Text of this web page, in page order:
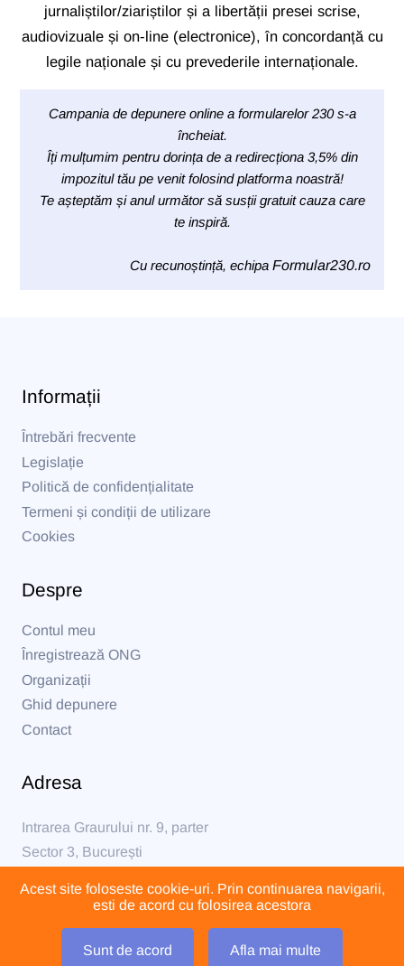
jurnaliștilor/ziariștilor și a libertății presei scrise,
audiovizuale și on-line (electronice), în concordanță cu
legile naționale și cu prevederile internaționale.
Campania de depunere online a formularelor 230 s-a
încheiat.
Îți mulțumim pentru dorința de a redirecționa 3,5% din
impozitul tău pe venit folosind platforma noastră!
Te așteptăm și anul următor să susții gratuit cauza care
te inspiră.
Cu recunoștință, echipa Formular230.ro
Informații
Întrebări frecvente
Legislație
Politică de confidențialitate
Termeni și condiții de utilizare
Cookies
Despre
Contul meu
Înregistrează ONG
Organizații
Ghid depunere
Contact
Adresa
Intrarea Graurului nr. 9, parter
Sector 3, București
formular@formular230.ro
O platformă dezvoltată de Help Autism 2021
Acest site foloseste cookie-uri. Prin continuarea navigarii,
esti de acord cu folosirea acestora
Sunt de acord Afla mai multe